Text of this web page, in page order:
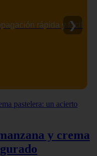
rápida y fácil
❯
y crema